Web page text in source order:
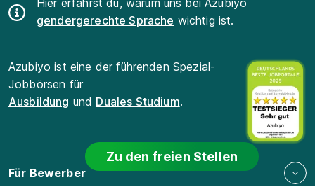
Zu den freien Stellen
Hier erfährst du, warum uns bei Azubiyo
gendergerechte Sprache wichtig ist.
Azubiyo ist eine der führenden Spezial-
Jobbörsen für
Ausbildung und Duales Studium.
Für Bewerber